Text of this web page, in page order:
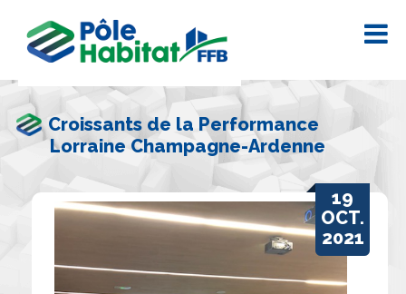
Croissants de la Performance
Lorraine Champagne-Ardenne
19
OCT.
2021